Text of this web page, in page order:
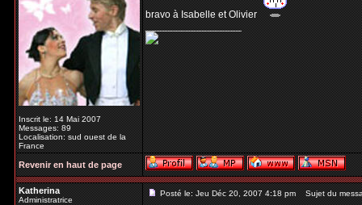
Inscrit le: 14 Mai 2007
Messages: 89
Localisation: sud ouest de la
France
bravo à Isabelle et Olivier
_________________
Revenir en haut de page
Katherina
Administratrice
Posté le: Jeu Déc 20, 2007 4:18 pm Sujet du